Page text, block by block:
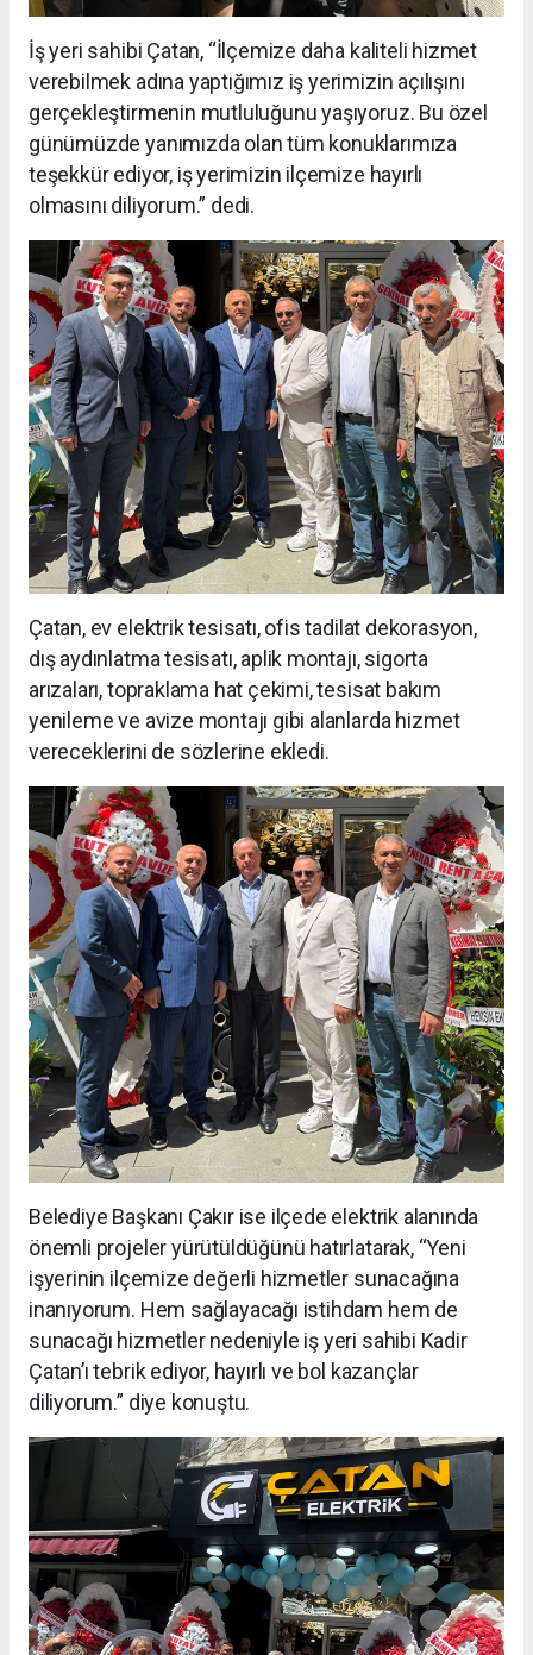
İş yeri sahibi Çatan, “İlçemize daha kaliteli hizmet
verebilmek adına yaptığımız iş yerimizin açılışını
gerçekleştirmenin mutluluğunu yaşıyoruz. Bu özel
günümüzde yanımızda olan tüm konuklarımıza
teşekkür ediyor, iş yerimizin ilçemize hayırlı
olmasını diliyorum.” dedi.
Çatan, ev elektrik tesisatı, ofis tadilat dekorasyon,
dış aydınlatma tesisatı, aplik montajı, sigorta
arızaları, topraklama hat çekimi, tesisat bakım
yenileme ve avize montajı gibi alanlarda hizmet
vereceklerini de sözlerine ekledi.
Belediye Başkanı Çakır ise ilçede elektrik alanında
önemli projeler yürütüldüğünü hatırlatarak, “Yeni
işyerinin ilçemize değerli hizmetler sunacağına
inanıyorum. Hem sağlayacağı istihdam hem de
sunacağı hizmetler nedeniyle iş yeri sahibi Kadir
Çatan’ı tebrik ediyor, hayırlı ve bol kazançlar
diliyorum.” diye konuştu.